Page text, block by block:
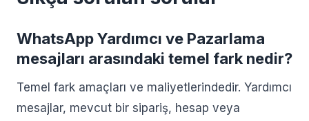
WhatsApp Yardımcı ve Pazarlama
mesajları arasındaki temel fark nedir?
Temel fark amaçları ve maliyetlerindedir. Yardımcı
mesajlar, mevcut bir sipariş, hesap veya